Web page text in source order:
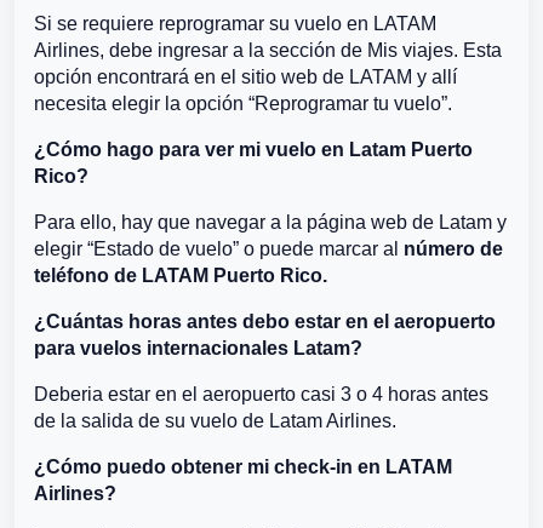
Si se requiere reprogramar su vuelo en LATAM
Airlines, debe ingresar a la sección de Mis viajes. Esta
opción encontrará en el sitio web de LATAM y allí
necesita elegir la opción “Reprogramar tu vuelo”.
¿Cómo hago para ver mi vuelo en Latam Puerto
Rico?
Para ello, hay que navegar a la página web de Latam y
elegir “Estado de vuelo” o puede marcar al número de
teléfono de LATAM Puerto Rico.
¿Cuántas horas antes debo estar en el aeropuerto
para vuelos internacionales Latam?
Deberia estar en el aeropuerto casi 3 o 4 horas antes
de la salida de su vuelo de Latam Airlines.
¿Cómo puedo obtener mi check-in en LATAM
Airlines?